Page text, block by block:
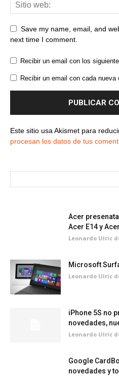
Save my name, email, and
next time I comment.
Recibir un email con los
Recibir un email con cada nueva
Este sitio usa Akismet para
procesan los datos de tus
Acer
Acer E14 y
Leonardo Ulric
Microsoft
Leonardo Ulric
iPhone 5S no
novedades,
Leonardo Ulric
Google
novedades y